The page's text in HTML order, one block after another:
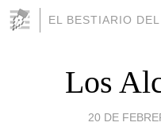
EL BESTIARIO
Los
20 DE